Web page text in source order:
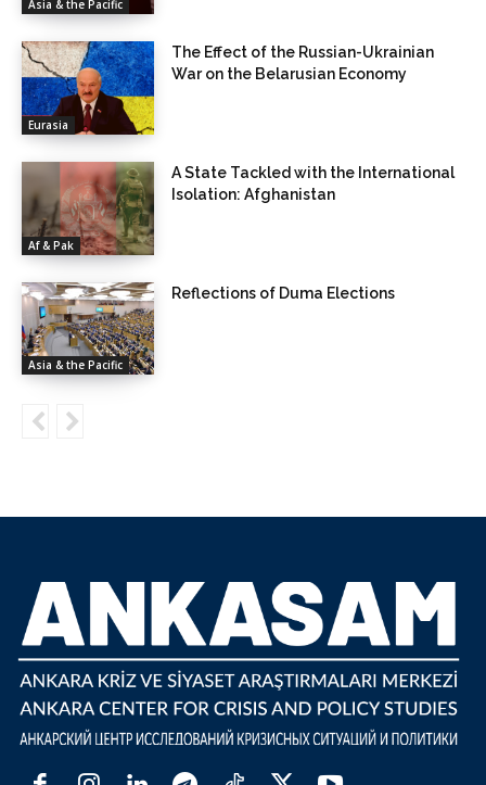
Asia & the Pacific
Eurasia
The Effect of the Russian-Ukrainian
War on the Belarusian Economy
Af & Pak
A State Tackled with the International
Isolation: Afghanistan
Asia & the Pacific
Reflections of Duma Elections